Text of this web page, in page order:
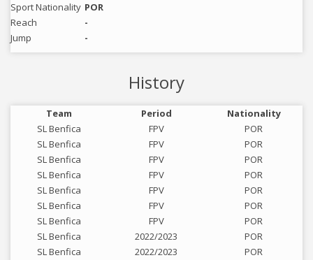
Sport Nationality POR
Reach
-
Jump
-
History
Team Period
Nationality
SL Benfica
FPV
POR
SL Benfica
FPV
POR
SL Benfica
FPV
POR
SL Benfica
FPV
POR
SL Benfica
FPV
POR
SL Benfica
FPV
POR
SL Benfica
FPV
POR
SL Benfica
2022/2023
POR
SL Benfica
2022/2023 POR